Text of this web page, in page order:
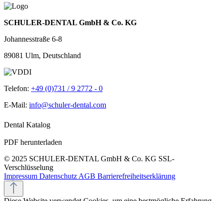
SCHULER-DENTAL GmbH & Co. KG
Johannesstraße 6-8
89081 Ulm, Deutschland
Telefon: +49 (0)731 / 9 2772 - 0
E-Mail: info@schuler-dental.com
Dental Katalog
PDF herunterladen
© 2025 SCHULER-DENTAL GmbH & Co. KG SSL-
Verschlüsselung
Impressum Datenschutz AGB Barrierefreiheitserklärung